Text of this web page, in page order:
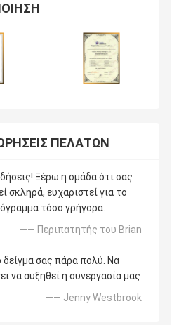
ΠΕΛΑΤΏΝ
Ξέρω η ομάδα ότι σας
σκληρά, ευχαριστεί για το
τόσο γρήγορα.
—— Περιπατητής του Brian
σας πάρα πολύ. Να
να αυξηθεί η συνεργασία μας
—— Jenny Westbrook